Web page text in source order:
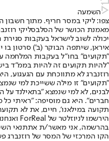
השמעה
צפו: ליקי במסר חריף. מתוך חשבון
מאמנת הכושר של הסלבסליקי
יכולה לשוב לישראל בעקבות
איראן, שיתפה הבוקר (ב') סרטון בו
"תקועים" בחו"ל בעקבות המלחמה
"להיות תקועים זה להיות בממ"ד
רוזנברג לא מתווכחת עם הגעגוע,
"תקועים" זו מילה ששייכת למי
לבנים, לא למי שנמצא "בתאילנד על
חברים". היא גם מוסיפה: "ראיתי כל
תקועה במילאנו', חיים, את לא
הירשמו לניוזלטר של ForReal ואנחנו נדאג שלא תפספסו שום דבר חשוב!
בהרשמה, אני מאשר/ת אתתנאי
הקו המרכזי של המסר של רוזנברג